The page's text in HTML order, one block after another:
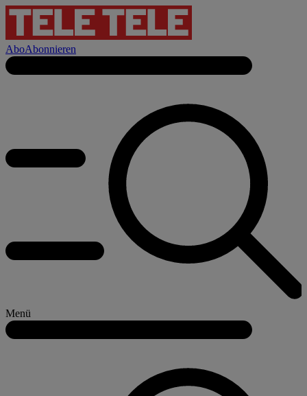
AboAbonnieren
Menü